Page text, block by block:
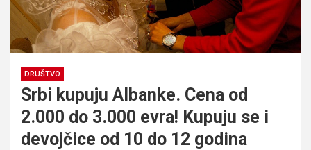
DRUŠTVO
Srbi kupuju Albanke. Cena od
2.000 do 3.000 evra! Kupuju se i
devojčice od 10 do 12 godina